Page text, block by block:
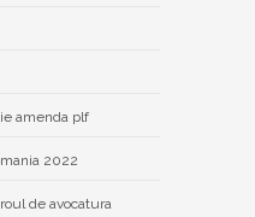
amenda plf
2022
de avocatura